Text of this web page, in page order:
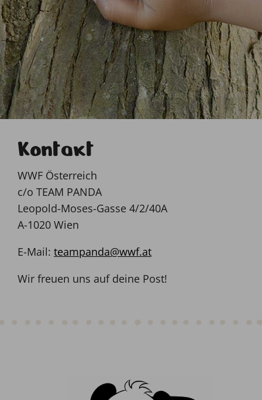
© AdobeStock_2043340493
Kontakt
WWF Österreich
c/o TEAM PANDA
Leopold-Moses-Gasse 4/2/40A
A-1020 Wien
E-Mail: teampanda@wwf.at
Wir freuen uns auf deine Post!